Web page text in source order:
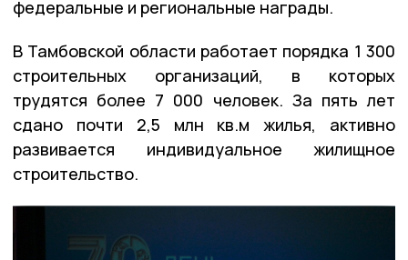
федеральные и региональные награды.
В Тамбовской области работает порядка 1 300
строительных организаций, в которых
трудятся более 7 000 человек. За пять лет
сдано почти 2,5 млн кв.м жилья, активно
развивается индивидуальное жилищное
строительство.